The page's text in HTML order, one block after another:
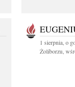
1 sierpnia, o
Żoliborzu,